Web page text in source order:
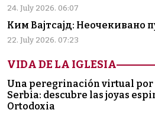
24. July 2026. 06:07
Ким Вајтсајд: Неочекивано
22. July 2026. 07:23
VIDA DE LA IGLESIA
Una peregrinación virtual por
Serbia: descubre las joyas
Ortodoxia